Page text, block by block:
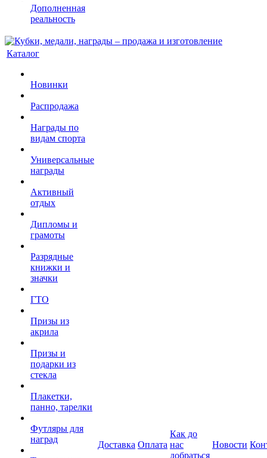
Дополненная
реальность
Каталог
Новинки
Распродажа
Награды по
видам спорта
Универсальные
награды
Активный
отдых
Дипломы и
грамоты
Разрядные
книжки и
значки
ГТО
Призы из
акрила
Призы и
подарки из
стекла
Плакетки,
панно, тарелки
Футляры для
наград
Доставка Оплата
Как до
нас
добраться
Новости